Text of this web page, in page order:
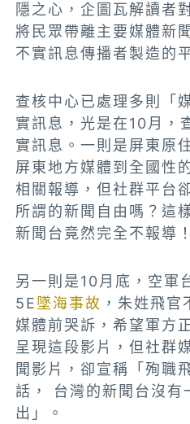
隱之心，企圖瓦解讀者
將民眾帶離主要媒體新
不實訊息傳播者製造的
查核中心已處理多則「
實訊息，光是在10月，
實訊息。一則是屏東原
屏東地方媒體到全國性
相關報導，但社群平台
所謂的新聞自由嗎？這
新聞台竟然完全不報導！
另一則是10月底，空軍
5E墜海事故 ，朱姓飛
媒體前哭訴，希望軍方
呈現這段影片，但社群
聞影片，卻宣稱「殉職
話， 台灣的新聞台沒有
出」。